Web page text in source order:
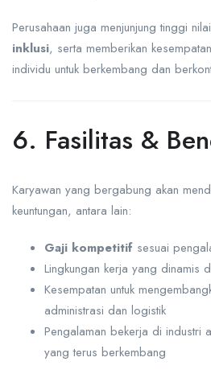
Perusahaan juga menjunjung tinggi nilai
inklusi, serta memberikan
individu untuk berkembang dan
6. Fasilitas &
Karyawan yang bergabung akan
keuntungan, antara lain:
Gaji kompetitif sesuai
Lingkungan kerja yang dinamis
Kesempatan untuk
administrasi dan logistik
Pengalaman bekerja di industri
yang terus berkembang